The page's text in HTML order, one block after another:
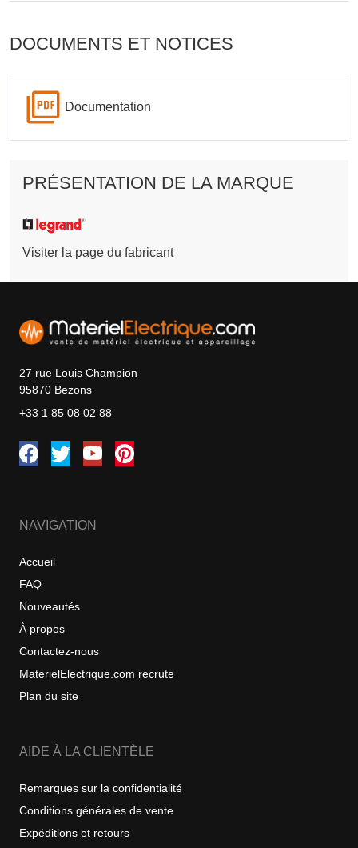
DOCUMENTS ET NOTICES
Documentation
PRÉSENTATION DE LA MARQUE
Visiter la page du fabricant
27 rue Louis Champion
95870 Bezons
+33 1 85 08 02 88
NAVIGATION
Accueil
FAQ
Nouveautés
À propos
Contactez-nous
MaterielElectrique.com recrute
Plan du site
AIDE À LA CLIENTÈLE
Remarques sur la confidentialité
Conditions générales de vente
Expéditions et retours